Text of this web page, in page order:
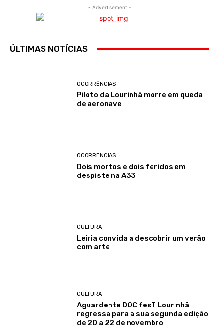
- Advertisement -
ÚLTIMAS NOTÍCIAS
OCORRÊNCIAS
Piloto da Lourinhã morre em queda
de aeronave
OCORRÊNCIAS
Dois mortos e dois feridos em
despiste na A33
CULTURA
Leiria convida a descobrir um verão
com arte
CULTURA
Aguardente DOC fesT Lourinhã
regressa para a sua segunda edição
de 20 a 22 de novembro